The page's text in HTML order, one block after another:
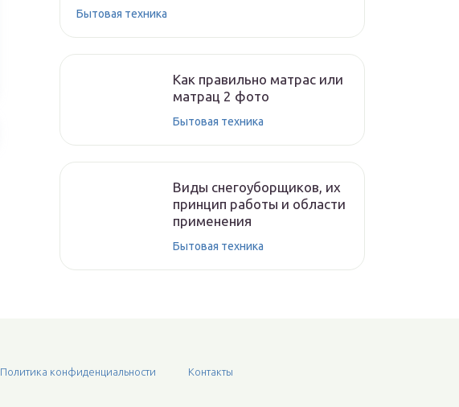
Бытовая техника
Как правильно матрас или
матрац 2 фото
Бытовая техника
Виды снегоуборщиков, их
принцип работы и области
применения
Бытовая техника
Политика конфиденциальности Контакты